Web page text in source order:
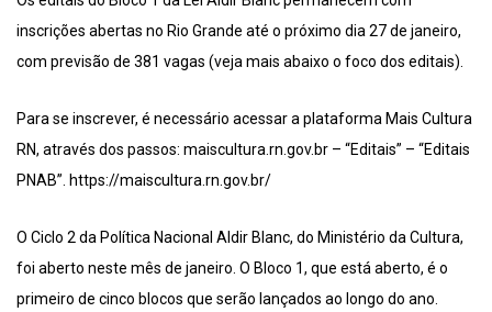
inscrições abertas no Rio Grande até o próximo dia 27 de janeiro,
com previsão de 381 vagas (veja mais abaixo o foco dos editais).
Para se inscrever, é necessário acessar a plataforma Mais Cultura
RN, através dos passos: maiscultura.rn.gov.br – “Editais” – “Editais
PNAB”. https://maiscultura.rn.gov.br/
O Ciclo 2 da Política Nacional Aldir Blanc, do Ministério da Cultura,
foi aberto neste mês de janeiro. O Bloco 1, que está aberto, é o
primeiro de cinco blocos que serão lançados ao longo do ano.